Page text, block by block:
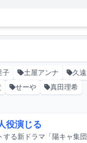
子 土屋アンナ
久
せーや
真田理希
役演じる